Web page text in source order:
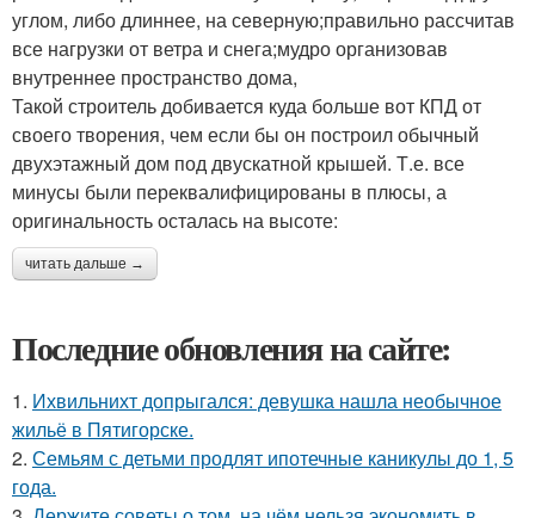
углом, либо длиннее, на северную;правильно рассчитав
все нагрузки от ветра и снега;мудро организовав
внутреннее пространство дома,
Такой строитель добивается куда больше вот КПД от
своего творения, чем если бы он построил обычный
двухэтажный дом под двускатной крышей. Т.е. все
минусы были переквалифицированы в плюсы, а
оригинальность осталась на высоте:
читать дальше →
Последние обновления на сайте:
1. Ихвильнихт допрыгался: девушка нашла необычное
жильё в Пятигорске.
2. Семьям с детьми продлят ипотечные каникулы до 1, 5
года.